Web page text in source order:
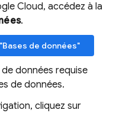
Cloud, accédez à la
.
de données"
données requise
de données.
cliquez sur